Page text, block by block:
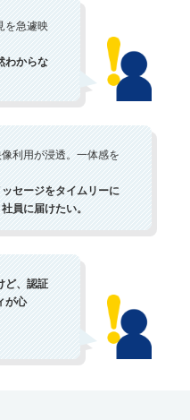
を急遽映
わからな
利用が浸透。一体感を
セージをタイムリーに
員に届けたい。
ど、認証
が心